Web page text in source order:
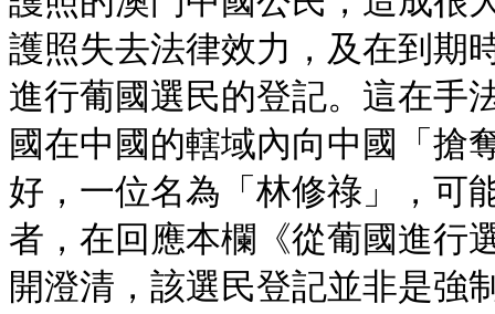
護照失去法律效力，及在到期
進行葡國選民的登記。這在手
國在中國的轄域內向中國「搶
好，一位名為「林修祿」，可
者，在回應本欄《從葡國進行
開澄清，該選民登記並非是強